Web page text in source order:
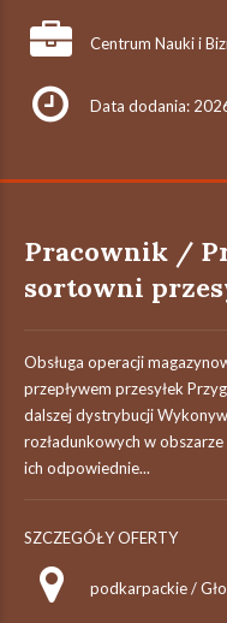
Centrum Nauki i
Data dodania:
Pracownik /
sortowni
Obsługa operacji
przepływem przesyłek
dalszej dystrybucji
rozładunkowych w
ich odpowiednie...
SZCZEGÓŁY OFERTY
podkarpackie /